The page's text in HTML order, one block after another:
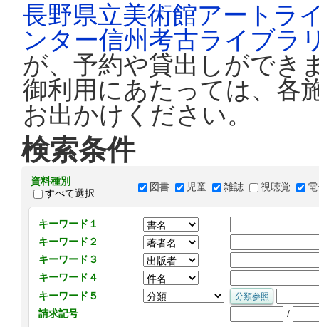
長野県立美術館アートラ
ンター信州考古ライブラ
が、予約や貸出しができ
御利用にあたっては、各
お出かけください。
検索条件
資料種別
すべて選択
図書 児童 雑誌 視聴覚
キーワード１
キーワード２
キーワード３
キーワード４
キーワード５
請求記号
/